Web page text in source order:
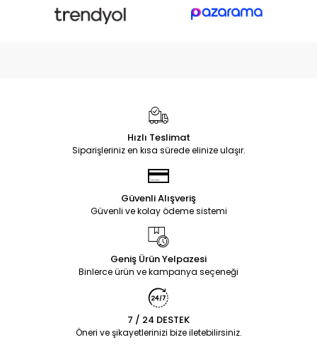
Hızlı Teslimat
Siparişleriniz en kısa sürede elinize ulaşır.
Güvenli Alışveriş
Güvenli ve kolay ödeme sistemi
Geniş Ürün Yelpazesi
Binlerce ürün ve kampanya seçeneği
7 / 24 DESTEK
Öneri ve şikayetlerinizi bize iletebilirsiniz.